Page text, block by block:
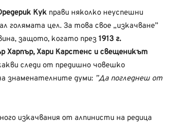
Кук прави няколко неуспешни
голямата цел. За това свое „изкачване”
защото, когато през 1913 г.
Харпър, Хари Карстенс и свещеникът
следи от предишно човешко
знаменателните думи: ”Да погледнеш от
изкачвания от алпинисти на редица